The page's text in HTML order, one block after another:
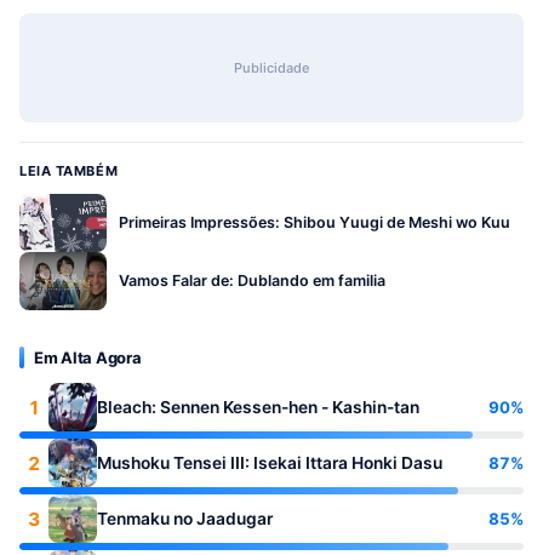
Publicidade
LEIA TAMBÉM
Primeiras Impressões: Shibou Yuugi de Meshi wo Kuu
Vamos Falar de: Dublando em familia
Em Alta Agora
1 Bleach: Sennen Kessen-hen - Kashin-tan 90%
2 Mushoku Tensei III: Isekai Ittara Honki Dasu 87%
3 Tenmaku no Jaadugar 85%